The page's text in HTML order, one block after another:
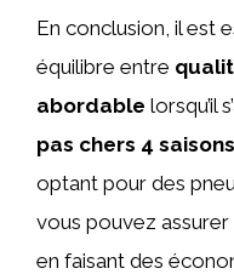
En conclusion, il est
équilibre entre
abordable lorsqu’il
pas chers 4 saisons
optant pour des
vous pouvez assurer
en faisant des